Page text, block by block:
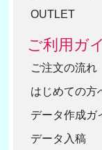
OUTLET
ご利用ガ
ご注文の流れ
はじめての方
データ作成ガ
データ入稿